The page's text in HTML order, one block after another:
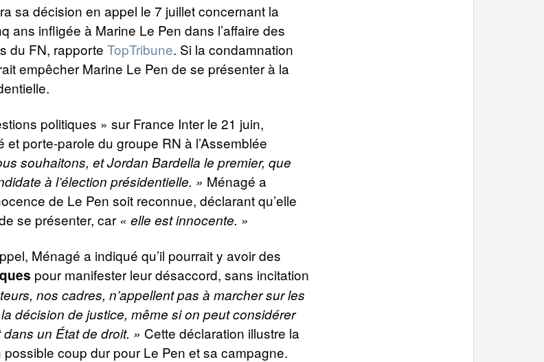
sa décision en appel le 7 juillet concernant la
ans infligée à Marine Le Pen dans l’affaire des
du FN, rapporte TopTribune. Si la condamnation
empêcher Marine Le Pen de se présenter à la
politiques » sur France Inter le 21 juin,
porte-parole du groupe RN à l’Assemblée
souhaitons, et Jordan Bardella le premier, que
à l’élection présidentielle. » Ménagé a
de Le Pen soit reconnue, déclarant qu’elle
se présenter, car « elle est innocente. »
Ménagé a indiqué qu’il pourrait y avoir des
pour manifester leur désaccord, sans incitation
nos cadres, n’appellent pas à marcher sur les
décision de justice, même si on peut considérer
un État de droit. » Cette déclaration illustre la
coup dur pour Le Pen et sa campagne.